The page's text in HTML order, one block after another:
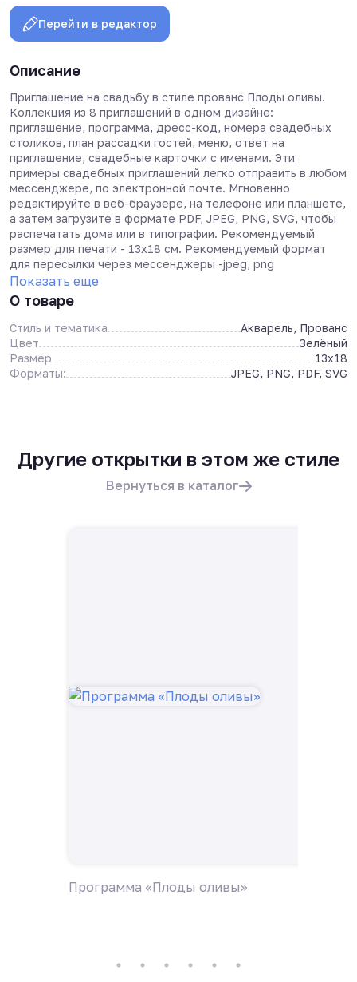
Перейти в редактор
Описание
Приглашение на свадьбу в стиле прованс Плоды оливы.
Коллекция из 8 приглашений в одном дизайне:
приглашение, программа, дресс-код, номера свадебных
столиков, план рассадки гостей, меню, ответ на
приглашение, свадебные карточки с именами. Эти
примеры свадебных приглашений легко отправить в любом
мессенджере, по электронной почте. Мгновенно
редактируйте в веб-браузере, на телефоне или планшете,
а затем загрузите в формате PDF, JPEG, PNG, SVG, чтобы
распечатать дома или в типографии. Рекомендуемый
размер для печати - 13х18 см. Рекомендуемый формат
для пересылки через мессенджеры -jpeg, png
Показать еще
О товаре
Стиль и тематика
Акварель, Прованс
Цвет
Зелёный
Размер
13x18
Форматы:
JPEG, PNG, PDF, SVG
Другие открытки в этом же стиле
Вернуться в каталог
Программа «Плоды оливы»